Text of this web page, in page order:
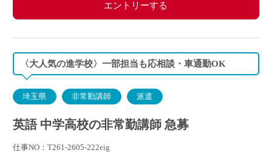
エントリーする
〈大人気の進学校〉一部担当も応相談・車通勤OK
埼玉県 非常勤講師 派遣
英語 中学高校の非常勤講師 急募
仕事NO：T261-2605-222eig